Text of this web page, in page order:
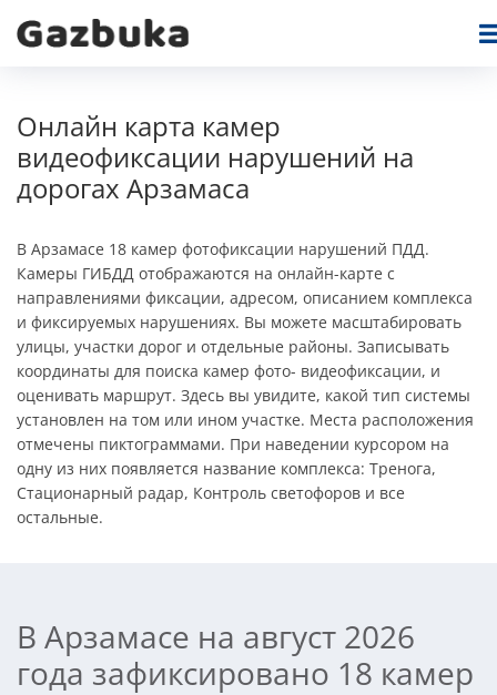
Онлайн карта камер
видеофиксации нарушений на
дорогах Арзамаса
В Арзамасе 18 камер фотофиксации нарушений ПДД.
Камеры ГИБДД отображаются на онлайн-карте c
направлениями фиксации, адресом, описанием комплекса
и фиксируемых нарушениях. Вы можете масштабировать
улицы, участки дорог и отдельные районы. Записывать
координаты для поиска камер фото- видеофиксации, и
оценивать маршрут. Здесь вы увидите, какой тип системы
установлен на том или ином участке. Места расположения
отмечены пиктограммами. При наведении курсором на
одну из них появляется название комплекса: Тренога,
Стационарный радар, Контроль светофоров и все
остальные.
В Арзамасе на август 2026
года зафиксировано 18 камер